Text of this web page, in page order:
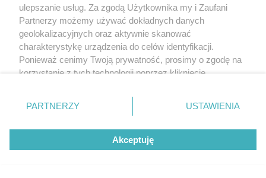
Żaden utwór zamieszczony w serwisie nie może być powielany i
rozpowszechniany lub dalej rozpowszechniany w jakikolwiek sposób
(w tym także elektroniczny lub mechaniczny) na jakimkolwiek polu
eksploatacji w jakiejkolwiek formie, włącznie z umieszczaniem w
Internecie bez pisemnej zgody właściciela praw. Jakiekolwiek użycie
lub wykorzystanie utworów w całości lub w części z naruszeniem
prawa, tzn. bez właściwej zgody, jest zabronione pod groźbą kary i
ulepszanie usług. Za zgodą Użytkownika my i Zaufani
Partnerzy możemy używać dokładnych danych
geolokalizacyjnych oraz aktywnie skanować
charakterystykę urządzenia do celów identyfikacji.
Ponieważ cenimy Twoją prywatność, prosimy o zgodę na
korzystanie z tych technologii poprzez kliknięcie
zmienić/wycofać klikając przycisk ustawień prywatności
znajdujący się w lewym dolnym rogu strony
rodzaje przetwarzania danych nie wymagają zgody
użytkownika, ale masz prawo sprzeciwić się takiemu
przetwarzaniu. Preferencje będą miały zastosowanie tylko
PARTNERZY USTAWIENIA
Akceptuję